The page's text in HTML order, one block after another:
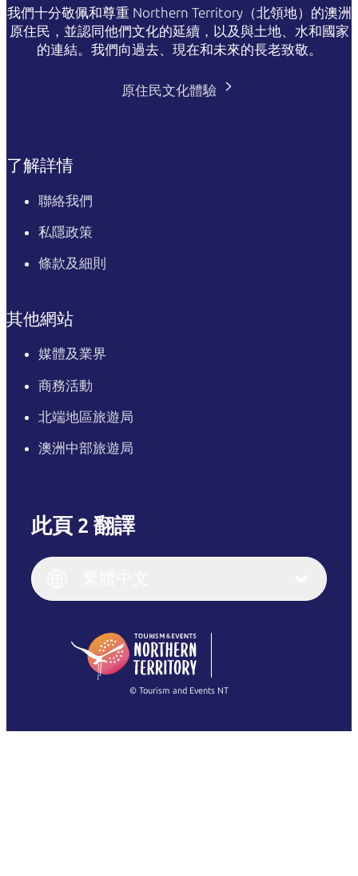
我們十分敬佩和尊重 Northern Territory（北領地）的澳洲
原住民，並認同他們文化的延續，以及與土地、水和國家
的連結。我們向過去、現在和未來的長老致敬。
原住民文化體驗
了解詳情
聯絡我們
私隱政策
條款及細則
其他網站
媒體及業界
商務活動
北端地區旅遊局
澳洲中部旅遊局
此頁 2 翻譯
English (US)
English
(Singapore)
Français
繁體中文
© Tourism and Events NT